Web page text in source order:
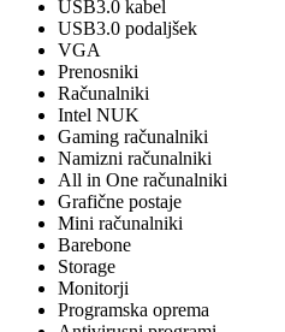
USB3.0 kabel
USB3.0 podaljšek
VGA
Prenosniki
Računalniki
Intel NUK
Gaming računalniki
Namizni računalniki
All in One računalniki
Grafične postaje
Mini računalniki
Barebone
Storage
Monitorji
Programska oprema